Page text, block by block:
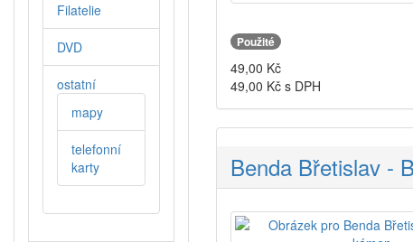
Použité
49,00 Kč
49,00 Kč s DPH
Benda Břetislav -
Filatelie
DVD
ostatní
mapy
telefonní
karty